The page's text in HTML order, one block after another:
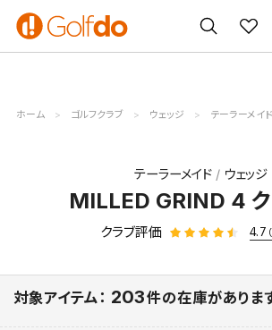
ゴルフ
クラブ
ゴルフ用品
買取
無料査定
ホーム ゴルフクラブ ウェッジ テーラーメイド
テーラーメイド ウェッジ
MILLED GRIND 4
クラブ評価 4.7
対象アイテム： 203件の在庫がありま